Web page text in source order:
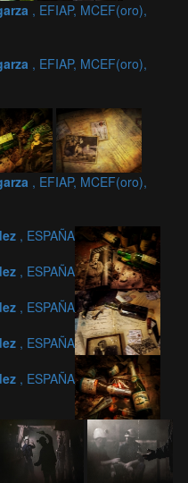
, EFIAP, MCEF(oro),
, EFIAP, MCEF(oro),
, EFIAP, MCEF(oro),
, ESPAÑA
, ESPAÑA
, ESPAÑA
, ESPAÑA
, ESPAÑA